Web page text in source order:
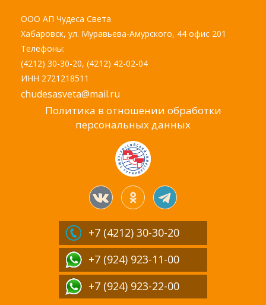
ООО АП Чудеса Света
Хабаровск, ул. Муравьева-Амурского, 44 офис 201
Телефоны:
(4212) 30-30-20, (4212) 42-02-04
ИНН 2721218511
chudesasveta@mail.ru
Политика в отношении обработки
персональных данных
+7 (4212) 30-30-20
+7 (924) 923-11-00
+7 (924) 923-22-00